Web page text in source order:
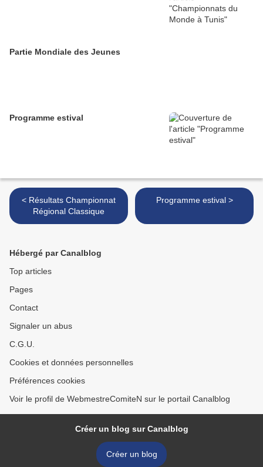
Partie Mondiale des Jeunes
Programme estival
< Résultats Championnat
Régional Classique
Programme estival >
Hébergé par Canalblog
Top articles
Pages
Contact
Signaler un abus
C.G.U.
Cookies et données personnelles
Préférences cookies
Voir le profil de WebmestreComiteN sur le portail Canalblog
Créer un blog sur Canalblog
Créer un blog